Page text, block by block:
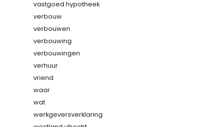
vastgoed hypotheek
verbouw
verbouwen
verbouwing
verbouwingen
verhuur
vriend
waar
wat
werkgeversverklaring